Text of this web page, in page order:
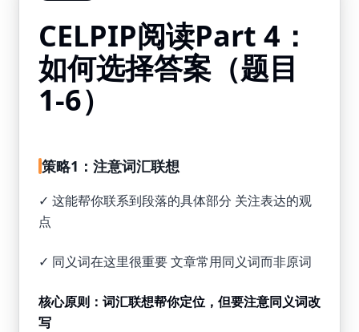
CELPIP阅读Part 4：
如何选择答案（题目
1-6）
策略1：注意词汇联想
✓ 这能帮你联系到段落的具体部分 关注表达的观
点
✓ 同义词在这里很重要 文章常用同义词而非原词
核心原则：词汇联想帮你定位，但要注意同义词改
写